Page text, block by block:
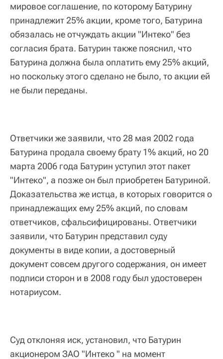
мировое соглашение, по которому Батурину
принадлежит 25% акции, кроме того, Батурина
обязалась не отчуждать акции "Интеко" без
согласия брата. Батурин также пояснил, что
Батурина должна была оплатить ему 25% акций,
но поскольку этого сделано не было, то акции ей
не были переданы.
Ответчики же заявили, что 28 мая 2002 года
Батурина продала своему брату 1% акций, но 20
марта 2006 года Батурин уступил этот пакет
"Интеко", а позже он был приобретен Батуриной.
Доказательства же истца, в которых говорится о
принадлежащих ему 25% акций, по словам
ответчиков, сфальсифицированы. Ответчики
заявили, что Батурин представил суду
документы в виде копии, а достоверный
документ совсем другого содержания, он имеет
подписи сторон и в 2008 году был удостоверен
нотариусом.
Суд отклоняя иск, установил, что Батурин
акционером ЗАО "Интеко " на момент